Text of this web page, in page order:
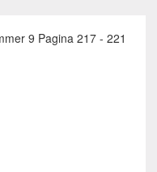
9 Pagina 217 - 221